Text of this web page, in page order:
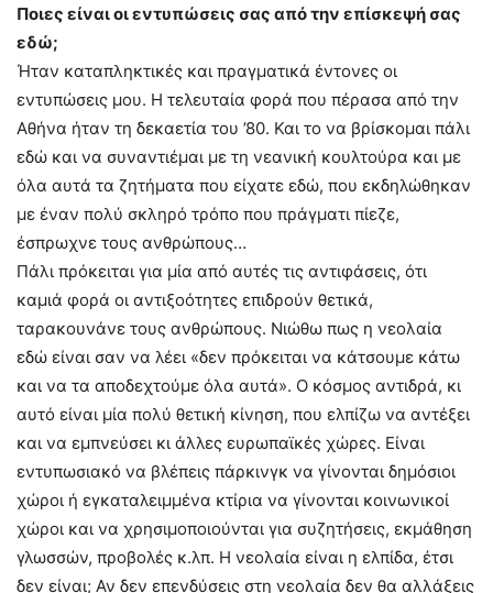
Ποιες είναι οι εντυπώσεις σας από την επίσκεψή σας
εδώ;
Ήταν καταπληκτικές και πραγματικά έντονες οι
εντυπώσεις μου. Η τελευταία φορά που πέρασα από την
Αθήνα ήταν τη δεκαετία του ’80. Και το να βρίσκομαι πάλι
εδώ και να συναντιέμαι με τη νεανική κουλτούρα και με
όλα αυτά τα ζητήματα που είχατε εδώ, που εκδηλώθηκαν
με έναν πολύ σκληρό τρόπο που πράγματι πίεζε,
έσπρωχνε τους ανθρώπους…
Πάλι πρόκειται για μία από αυτές τις αντιφάσεις, ότι
καμιά φορά οι αντιξοότητες επιδρούν θετικά,
ταρακουνάνε τους ανθρώπους. Νιώθω πως η νεολαία
εδώ είναι σαν να λέει «δεν πρόκειται να κάτσουμε κάτω
και να τα αποδεχτούμε όλα αυτά». Ο κόσμος αντιδρά, κι
αυτό είναι μία πολύ θετική κίνηση, που ελπίζω να αντέξει
και να εμπνεύσει κι άλλες ευρωπαϊκές χώρες. Είναι
εντυπωσιακό να βλέπεις πάρκινγκ να γίνονται δημόσιοι
χώροι ή εγκαταλειμμένα κτίρια να γίνονται κοινωνικοί
χώροι και να χρησιμοποιούνται για συζητήσεις, εκμάθηση
γλωσσών, προβολές κ.λπ. Η νεολαία είναι η ελπίδα, έτσι
δεν είναι; Αν δεν επενδύσεις στη νεολαία δεν θα αλλάξεις